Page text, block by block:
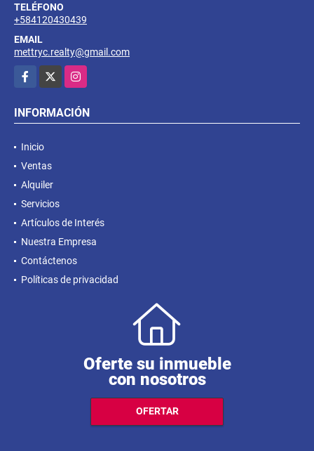
TELÉFONO
+584120430439
EMAIL
mettryc.realty@gmail.com
Facebook
Instagram
INFORMACIÓN
Inicio
Ventas
Alquiler
Servicios
Artículos de Interés
Nuestra Empresa
Contáctenos
Políticas de privacidad
Oferte su inmueble
con nosotros
OFERTAR